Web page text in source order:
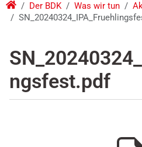
Der BDK Was wir tun
ngsfest.pdf